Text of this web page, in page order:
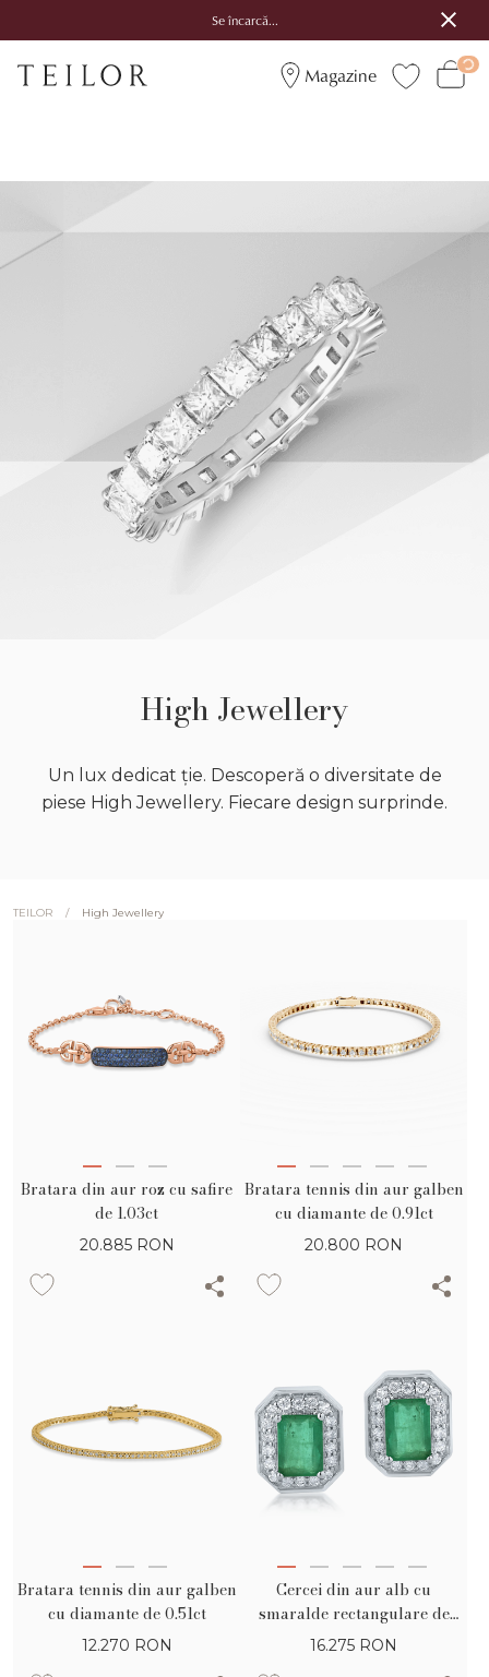
Se încarcă...
Magazine
High Jewellery
Un lux dedicat ție. Descoperă o diversitate de
piese High Jewellery. Fiecare design surprinde.
TEILOR / High Jewellery
Bratara din aur roz cu safire
de 1.03ct
20.885 RON
Bratara tennis din aur galben
cu diamante de 0.91ct
20.800 RON
Bratara tennis din aur galben
cu diamante de 0.51ct
12.270 RON
Cercei din aur alb cu
smaralde rectangulare de
1.91ct si diamante de 0.39ct
16.275 RON